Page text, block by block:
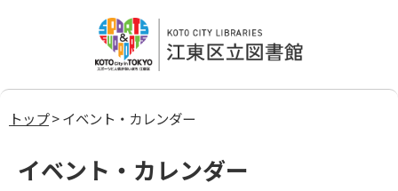
トップ> イベント・カレンダー
イベント・カレンダー